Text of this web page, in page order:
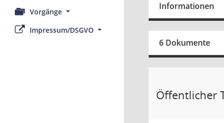
Vorgänge
Impressum/DSGVO
Informationen
6 Dokumente
Öffentlicher